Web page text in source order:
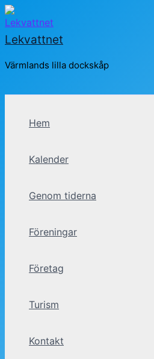
Hoppa
till
innehåll
Lekvattnet
Värmlands lilla dockskåp
Hem
Kalender
Genom tiderna
Föreningar
Företag
Turism
Kontakt